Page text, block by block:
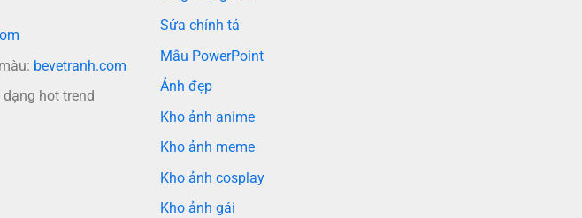
bevetranh.com
hot trend
Sửa chính tả
Mẫu PowerPoint
Ảnh đẹp
Kho ảnh anime
Kho ảnh meme
Kho ảnh cosplay
Kho ảnh gái